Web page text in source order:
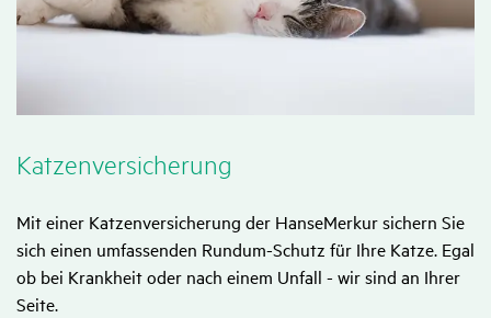
Katzen­ver­si­che­rung
Mit einer Katzenversicherung der HanseMerkur sichern Sie
sich einen umfassenden Rundum-Schutz für Ihre Katze. Egal
ob bei Krankheit oder nach einem Unfall - wir sind an Ihrer
Seite.